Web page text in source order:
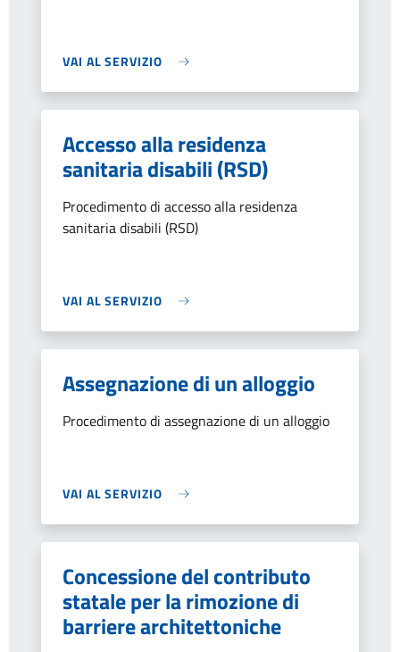
VAI AL SERVIZIO
Accesso alla residenza
sanitaria disabili (RSD)
Procedimento di accesso alla residenza
sanitaria disabili (RSD)
VAI AL SERVIZIO
Assegnazione di un alloggio
Procedimento di assegnazione di un alloggio
VAI AL SERVIZIO
Concessione del contributo
statale per la rimozione di
barriere architettoniche